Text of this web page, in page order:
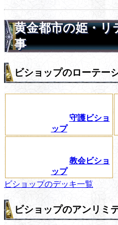
黄金都市の姫・リ
事
ビショップのローテー
守護ビショ
ップ
教会ビショ
ップ
ビショップのデッキ一覧
ビショップのアンリミ